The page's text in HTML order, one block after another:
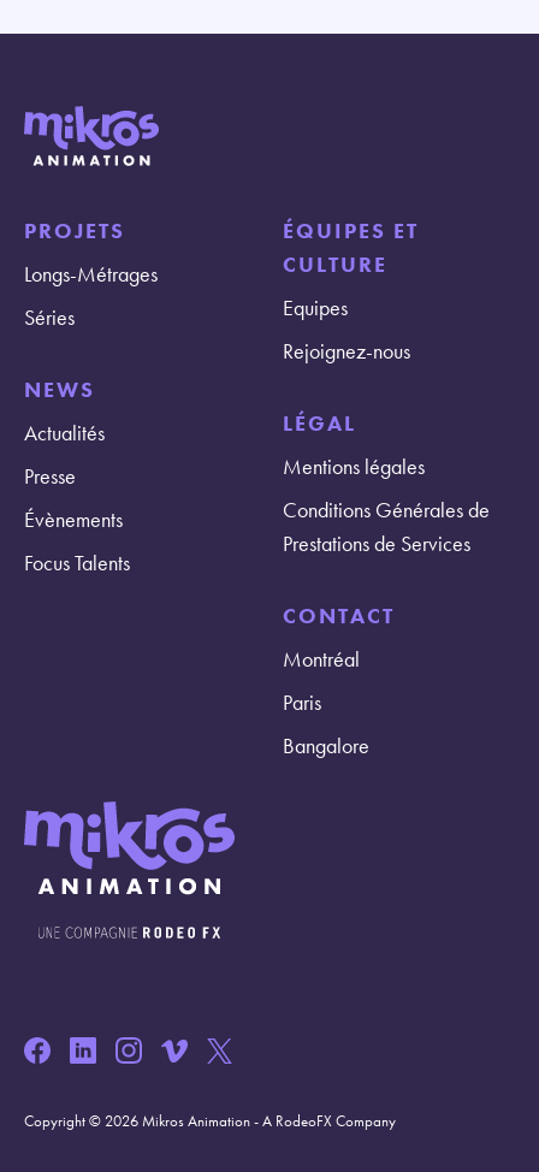
PROJETS
Longs-Métrages
Séries
NEWS
Actualités
Presse
Évènements
Focus Talents
ÉQUIPES ET
CULTURE
Equipes
Rejoignez-nous
LÉGAL
Mentions légales
Conditions Générales de
Prestations de Services
CONTACT
Montréal
Paris
Bangalore
Copyright © 2026 Mikros Animation - A RodeoFX Company